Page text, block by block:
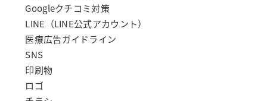
Googleクチコミ対策
LINE（LINE公式アカウント）
医療広告ガイドライン
SNS
印刷物
ロゴ